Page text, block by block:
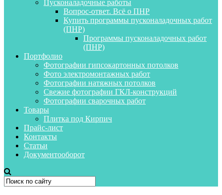
Пусконаладочные работы
Вопрос-ответ. Всё о ПНР
Купить программы пусконаладочных работ
(ПНР)
Программы пусконаладочных работ
(ПНР)
Портфолио
Фотографии гипсокартонных потолков
Фото электромонтажных работ
Фотографии натяжных потолков
Свежие фотографии ГКЛ-конструкций
Фотографии сварочных работ
Товары
Плитка под Кирпич
Прайс-лист
Контакты
Статьи
Документооборот